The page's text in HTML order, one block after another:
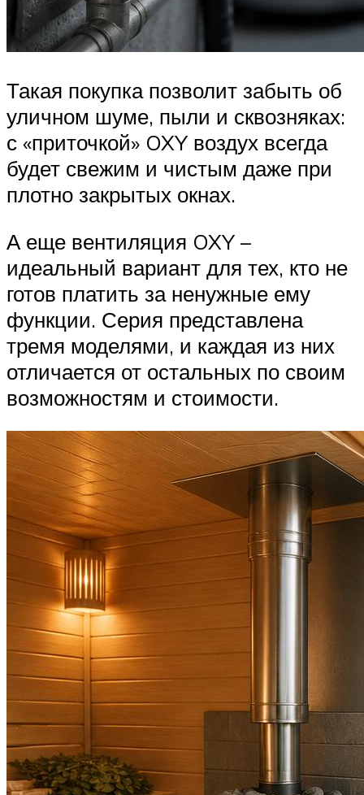
Такая покупка позволит забыть об
уличном шуме, пыли и сквозняках:
с «приточкой» OXY воздух всегда
будет свежим и чистым даже при
плотно закрытых окнах.
А еще вентиляция OXY –
идеальный вариант для тех, кто не
готов платить за ненужные ему
функции. Серия представлена
тремя моделями, и каждая из них
отличается от остальных по своим
возможностям и стоимости.